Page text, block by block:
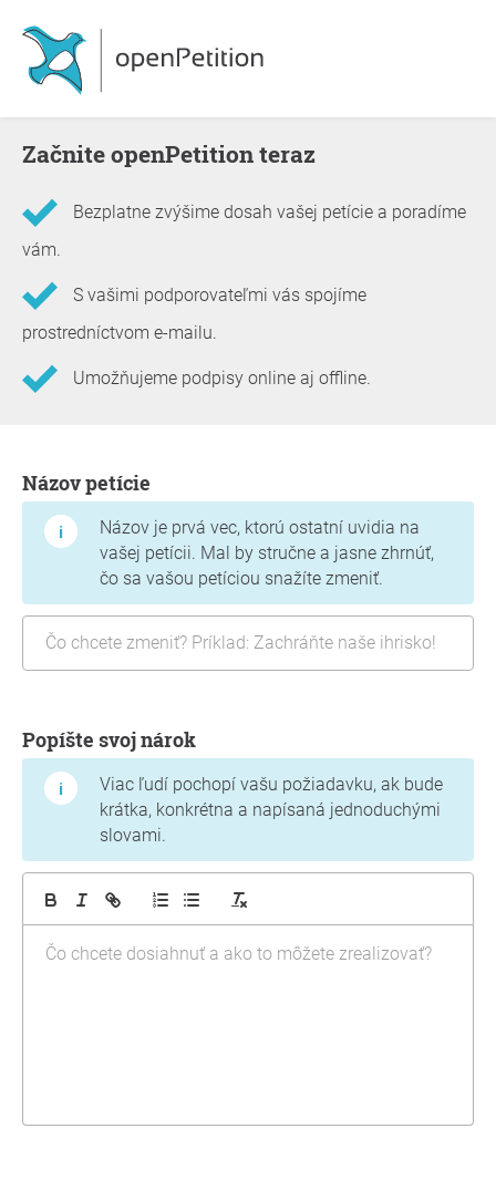
Začnite openPetition teraz
Bezplatne zvýšime dosah vašej petície a poradíme
vám.
S vašimi podporovateľmi vás spojíme
prostredníctvom e-mailu.
Umožňujeme podpisy online aj offline.
Názov petície
Názov je prvá vec, ktorú ostatní uvidia na
vašej petícii. Mal by stručne a jasne zhrnúť,
čo sa vašou petíciou snažíte zmeniť.
Popíšte svoj nárok
Viac ľudí pochopí vašu požiadavku, ak bude
krátka, konkrétna a napísaná jednoduchými
slovami.